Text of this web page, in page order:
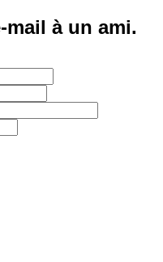
mail à un ami.